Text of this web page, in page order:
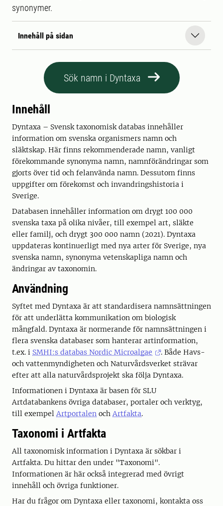
synonymer.
Innehåll på sidan
Sök namn i Dyntaxa
Innehåll
Dyntaxa – Svensk taxonomisk databas innehåller
information om svenska organismers namn och
släktskap. Här finns rekommenderade namn, vanligt
förekommande synonyma namn, namnförändringar som
gjorts över tid och felanvända namn. Dessutom finns
uppgifter om förekomst och invandringshistoria i
Sverige.
Databasen innehåller information om drygt 100 000
svenska taxa på olika nivåer, till exempel art, släkte
eller familj, och drygt 300 000 namn (2021). Dyntaxa
uppdateras kontinuerligt med nya arter för Sverige, nya
svenska namn, synonyma vetenskapliga namn och
ändringar av taxonomin.
Användning
Syftet med Dyntaxa är att standardisera namnsättningen
för att underlätta kommunikation om biologisk
mångfald. Dyntaxa är normerande för namnsättningen i
flera svenska databaser som hanterar artinformation,
t.ex. i SMHI:s databas Nordic Microalgae
. Både Havs-
och vattenmyndigheten och Naturvårdsverket strävar
efter att alla naturvårdsprojekt ska följa Dyntaxa.
Informationen i Dyntaxa är basen för SLU
Artdatabankens övriga databaser, portaler och verktyg,
till exempel Artportalen och Artfakta.
Taxonomi i Artfakta
All taxonomisk information i Dyntaxa är sökbar i
Artfakta. Du hittar den under "Taxonomi".
Informationen är här också integrerad med övrigt
innehåll och övriga funktioner.
Har du frågor om Dyntaxa eller taxonomi, kontakta oss